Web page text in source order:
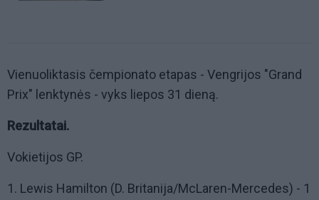
Vienuoliktasis čempionato etapas - Vengrijos "Grand
Prix" lenktynės - vyks liepos 31 dieną.
Rezultatai.
Vokietijos GP.
1. Lewis Hamilton (D. Britanija/McLaren-Mercedes) - 1